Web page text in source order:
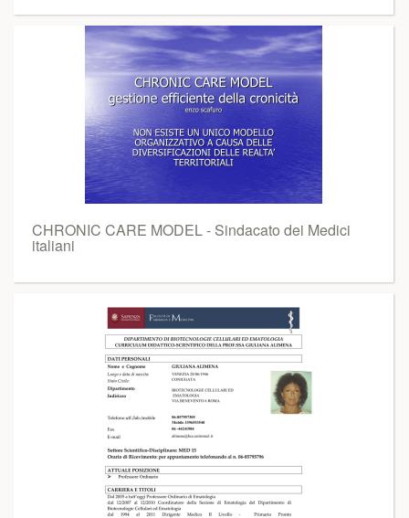
CHRONIC CARE MODEL - Sindacato dei Medici
italiani